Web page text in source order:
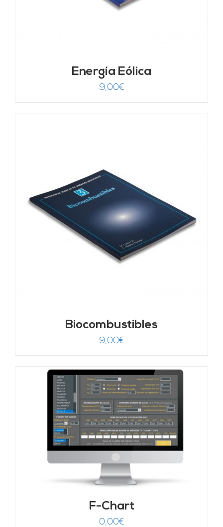
Energía Eólica
9,00€
Biocombustibles
9,00€
F-Chart
0,00€